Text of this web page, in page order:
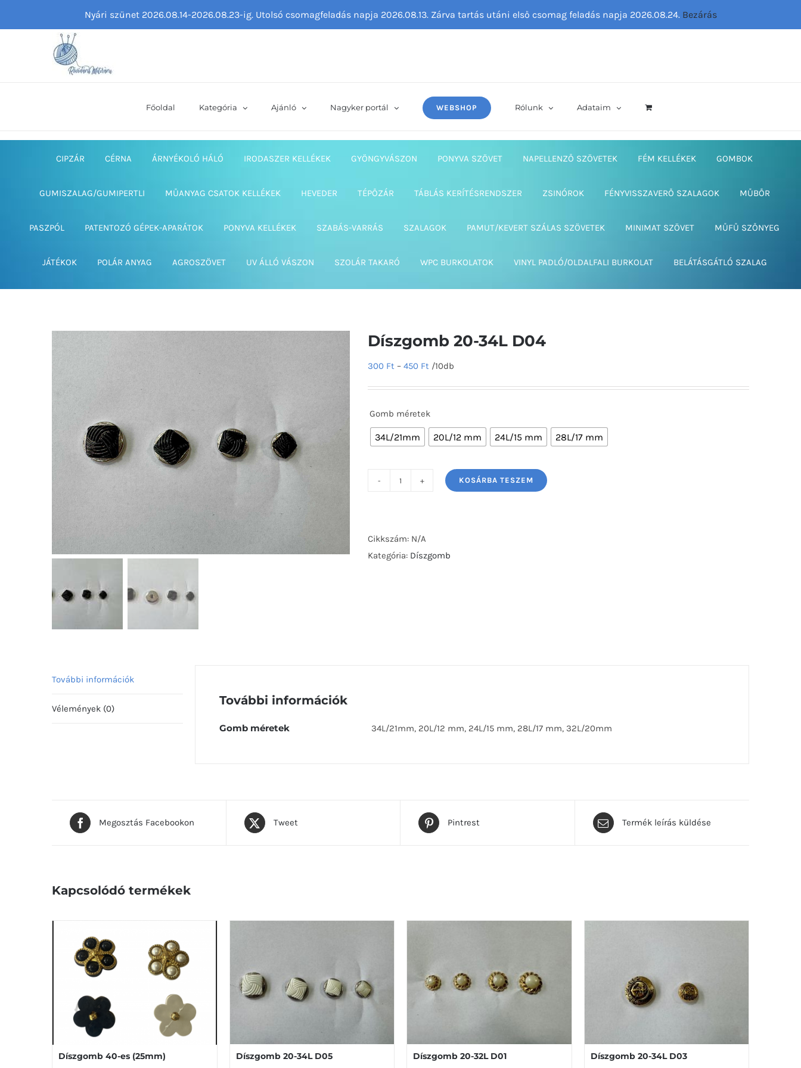
Főoldal Kategória Ajánló Nagyker portál WEBSHOP Rólunk Adataim
CIPZÁR CÉRNA ÁRNYÉKOLÓ HÁLÓ IRODASZER KELLÉKEK GYÖNGYVÁSZON PONYVA SZÖVET NAPELLENZŐ SZÖVETEK FÉM KELLÉKEK GOMBOK
GUMISZALAG/GUMIPERTLI MŰANYAG CSATOK KELLÉKEK HEVEDER TÉPŐZÁR TÁBLÁS KERÍTÉSRENDSZER ZSINÓROK FÉNYVISSZAVERŐ SZALAGOK MŰBŐR
PASZPÓL PATENTOZÓ GÉPEK-APARÁTOK PONYVA KELLÉKEK SZABÁS-VARRÁS SZALAGOK PAMUT/KEVERT SZÁLAS SZÖVETEK MINIMAT SZÖVET MŰFŰ SZŐNYEG
JÁTÉKOK POLÁR ANYAG AGROSZÖVET UV ÁLLÓ VÁSZON SZOLÁR TAKARÓ WPC BURKOLATOK VINYL PADLÓ/OLDALFALI BURKOLAT BELÁTÁSGÁTLÓ SZALAG
Díszgomb 20-34L D04
300 Ft – 450 Ft /10db
Gomb méretek
34L/21mm 20L/12 mm 24L/15 mm 28L/17 mm
D04
mennyiség
KOSÁRBA TESZEM
Cikkszám: N/A
Kategória: Díszgomb
További információk
Vélemények (0)
További információk
Gomb méretek 34L/21mm, 20L/12 mm, 24L/15 mm, 28L/17 mm, 32L/20mm
Megosztás Facebookon Tweet Pintrest Termék leírás küldése
Kapcsolódó termékek
Díszgomb 40-es (25mm) Díszgomb 20-34L D05 Díszgomb 20-32L D01 Díszgomb 20-34L D03
Nyári szünet 2026.08.14-2026.08.23-ig. Utolsó csomagfeladás napja 2026.08.13. Zárva tartás utáni első csomag feladás napja 2026.08.24. Bezárás